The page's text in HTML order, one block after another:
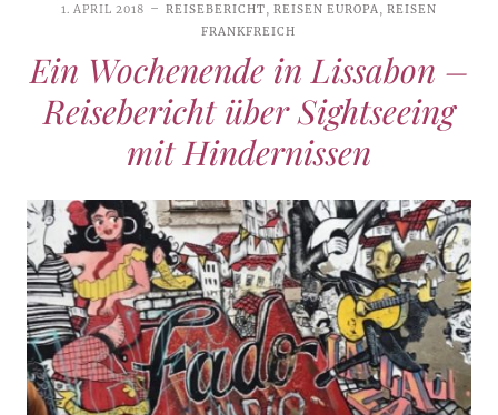
1. APRIL 2018 REISEBERICHT, REISEN EUROPA,REISEN
FRANKFREICH
Ein Wochenende in Lissabon –
Reisebericht über Sightseeing
mit Hindernissen